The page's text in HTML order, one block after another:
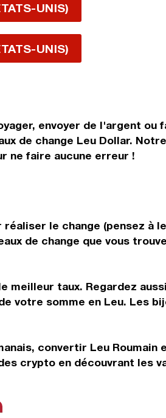
UNIS)
UNIS)
envoyer de l'argent ou
de change Leu Dollar.
ne faire aucune erreur !
réaliser le change (pensez à
de change que vous
meilleur taux. Regardez
votre somme en Leu. Les
convertir Leu Roumain
crypto en découvrant les